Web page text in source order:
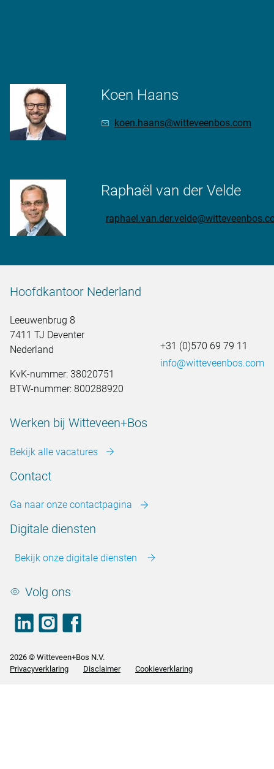
Koen Haans
koen.haans@witteveenbos.com
Raphaël van der Velde
Hoofdkantoor Nederland
Leeuwenbrug 8
7411 TJ Deventer
Nederland
KvK-nummer: 38020751
BTW-nummer: 800288920
+31 (0)570 69 79 11
info@witteveenbos.com
Werken bij Witteveen+Bos
Bekijk alle vacatures
Contact
Ga naar onze contactpagina
Digitale diensten
Bekijk onze digitale diensten
Volg ons
LinkedInfooter.instagram
2026 © Witteveen+Bos N.V.
Privacyverklaring
Disclaimer Cookieverklaring